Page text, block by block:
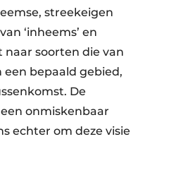
streekeigen
‘inheems’ en
naar soorten die van
bepaald gebied,
De
onmiskenbaar
echter om deze visie